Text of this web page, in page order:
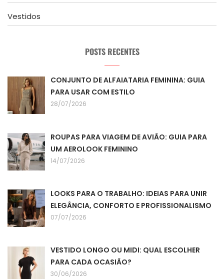
Vestidos
POSTS RECENTES
CONJUNTO DE ALFAIATARIA FEMININA: GUIA
PARA USAR COM ESTILO
28/07/2026
ROUPAS PARA VIAGEM DE AVIÃO: GUIA PARA
UM AEROLOOK FEMININO
14/07/2026
LOOKS PARA O TRABALHO: IDEIAS PARA UNIR
ELEGÂNCIA, CONFORTO E PROFISSIONALISMO
07/07/2026
VESTIDO LONGO OU MIDI: QUAL ESCOLHER
PARA CADA OCASIÃO?
30/06/2026